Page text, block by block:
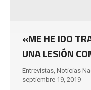
«ME HE IDO
UNA LESIÓN
Entrevistas, Noticias
septiembre 19, 2019